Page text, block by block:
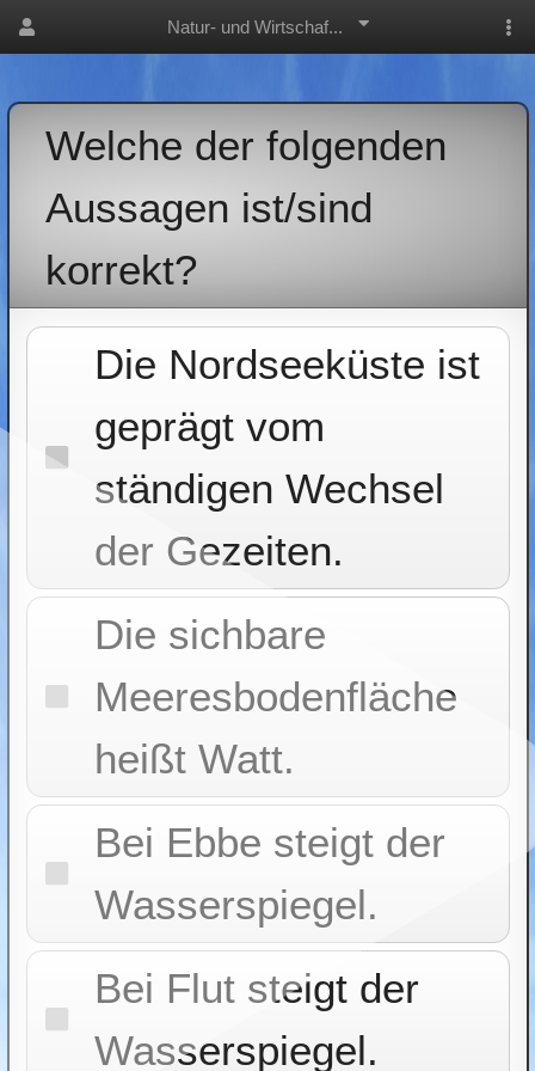
Natur- und Wirtschaf...
Welche der folgenden
Aussagen ist/sind
korrekt?
Die Nordseeküste ist
geprägt vom
ständigen Wechsel
der Gezeiten.
Die sichbare
Meeresbodenfläche
heißt Watt.
Bei Ebbe steigt der
Wasserspiegel.
Bei Flut steigt der
Wasserspiegel.